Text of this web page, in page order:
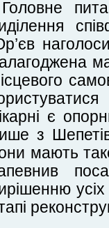
Головне
є
з
мають